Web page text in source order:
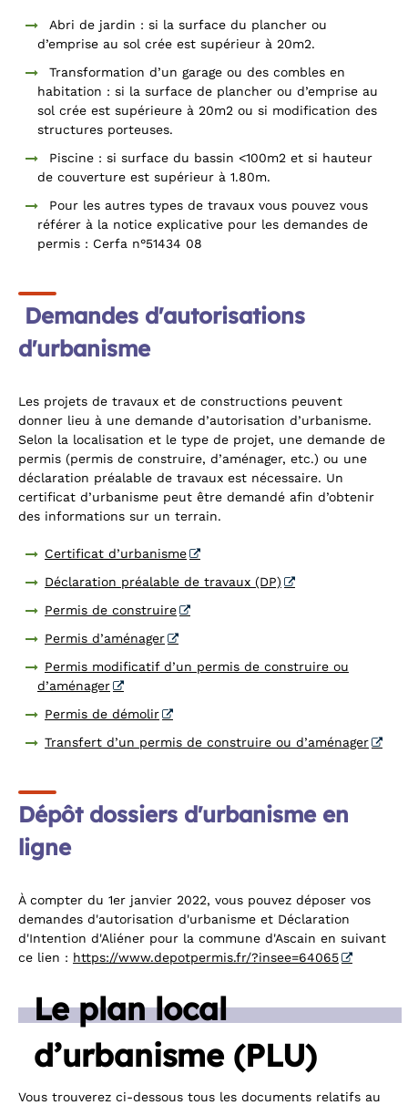
Abri de jardin : si la surface du plancher ou
d’emprise au sol crée est supérieur à 20m2.
Transformation d’un garage ou des combles en
habitation : si la surface de plancher ou d’emprise au
sol crée est supérieure à 20m2 ou si modification des
structures porteuses.
Piscine : si surface du bassin <100m2 et si hauteur
de couverture est supérieur à 1.80m.
Pour les autres types de travaux vous pouvez vous
référer à la notice explicative pour les demandes de
permis : Cerfa n°51434 08
Demandes d'autorisations
d'urbanisme
Les projets de travaux et de constructions peuvent
donner lieu à une demande d’autorisation d’urbanisme.
Selon la localisation et le type de projet, une demande de
permis (permis de construire, d’aménager, etc.) ou une
déclaration préalable de travaux est nécessaire. Un
certificat d’urbanisme peut être demandé afin d’obtenir
des informations sur un terrain.
Certificat d’urbanisme
Déclaration préalable de travaux (DP)
Permis de construire
Permis d’aménager
Permis modificatif d’un permis de construire ou
d’aménager
Permis de démolir
Transfert d’un permis de construire ou d’aménager
Dépôt dossiers d'urbanisme en
ligne
À compter du 1er janvier 2022, vous pouvez déposer vos
demandes d'autorisation d'urbanisme et Déclaration
d'Intention d'Aliéner pour la commune d'Ascain en suivant
ce lien : https://www.depotpermis.fr/?insee=64065
Le plan local
d’urbanisme (PLU)
Vous trouverez ci-dessous tous les documents relatifs au